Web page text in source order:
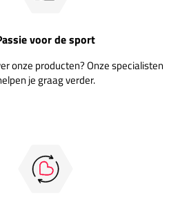
voor de sport
onze producten? Onze specialisten
je graag verder.